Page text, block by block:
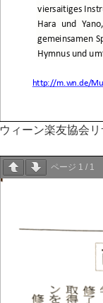
ウィーン楽友協会
ページ 1 / 1